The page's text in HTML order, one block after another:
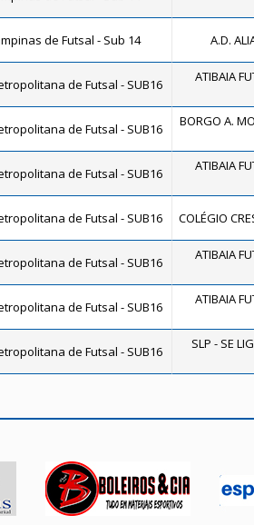
de Futsal - Sub 14 A.D.
de Futsal - SUB16 ATIBAIA
de Futsal - SUB16 BORGO A.
de Futsal - SUB16 ATIBAIA
de Futsal - SUB16 COLÉGIO
de Futsal - SUB16 ATIBAIA
de Futsal - SUB16 ATIBAIA
de Futsal - SUB16 SLP - SE